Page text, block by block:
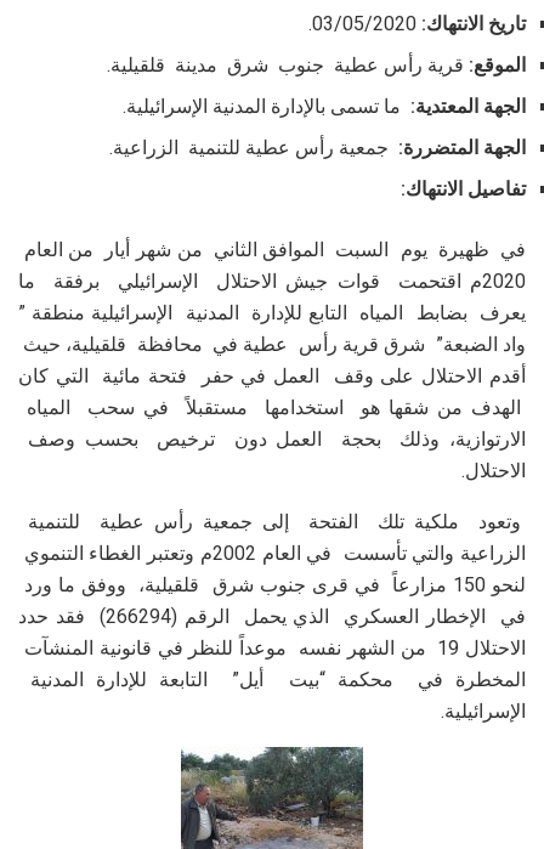
تاريخ الانتهاك:
الموقع: قرية رأس عطية جنوب شرق مدينة قلقيلية.
الجهة المعتدية: ما تسمى بالإدارة المدنية الإسرائيلية.
الجهة المتضررة: جمعية رأس عطية للتنمية الزراعية.
تفاصيل الانتهاك:
في ظهيرة يوم السبت الموافق الثاني من شهر أيار من العام
2020م اقتحمت قوات جيش الاحتلال الإسرائيلي برفقة ما
يعرف بضابط المياه التابع للإدارة المدنية الإسرائيلية منطقة ”
واد الضبعة” شرق قرية رأس عطية في محافظة قلقيلية، حيث
أقدم الاحتلال على وقف العمل في حفر فتحة مائية التي كان
الهدف من شقها هو استخدامها مستقبلاً في سحب المياه
الارتوازية، وذلك بحجة العمل دون ترخيص بحسب وصف
الاحتلال.
وتعود ملكية تلك الفتحة إلى جمعية رأس عطية للتنمية
الزراعية والتي تأسست في العام 2002م وتعتبر الغطاء التنموي
لنحو 150 مزارعاً في قرى جنوب شرق قلقيلية، ووفق ما ورد
في الإخطار العسكري الذي يحمل الرقم (266294) فقد حدد
الاحتلال 19 من الشهر نفسه موعداً للنظر في قانونية المنشآت
المخطرة في محكمة “بيت أيل” التابعة للإدارة المدنية
الإسرائيلية.